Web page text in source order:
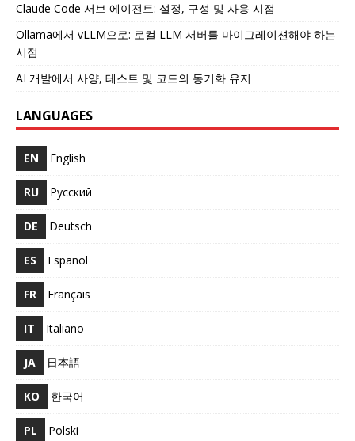
Claude Code 서브 에이전트: 설정, 구성 및 사용 시점
Ollama에서 vLLM으로: 로컬 LLM 서버를 마이그레이션해야 하는
시점
AI 개발에서 사양, 테스트 및 코드의 동기화 유지
LANGUAGES
EN English
RU Русский
DE Deutsch
ES Español
FR Français
IT Italiano
JA 日本語
KO 한국어
PL Polski